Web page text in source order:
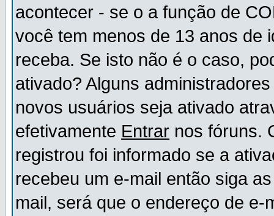
acontecer - se o a função de
você tem menos de 13 anos de
receba. Se isto não é o caso,
ativado? Alguns
novos usuários seja ativado
efetivamente Entrar nos fóruns.
registrou foi informado se a
recebeu um e-mail então siga
mail, será que o endereço de